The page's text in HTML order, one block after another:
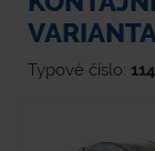
Typové číslo: